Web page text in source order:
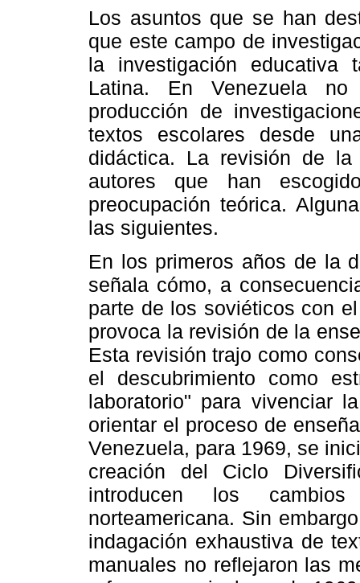
Los asuntos que se han
que este campo de
la investigación educativa
Latina. En Venezuela
producción de
textos escolares desde
didáctica. La revisión de
autores que han
preocupación teórica.
las siguientes.
En los primeros años de la
señala cómo, a
parte de los soviéticos con
provoca la revisión de la
Esta revisión trajo como
el descubrimiento como
laboratorio" para vivenciar
orientar el proceso de
Venezuela, para 1969, se
creación del Ciclo
introducen los
norteamericana. Sin
indagación exhaustiva de
manuales no reflejaron las